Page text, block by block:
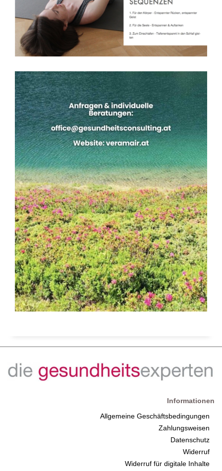
Informationen
Allgemeine Geschäftsbedingungen
Zahlungsweisen
Datenschutz
Widerruf
Widerruf für digitale Inhalte